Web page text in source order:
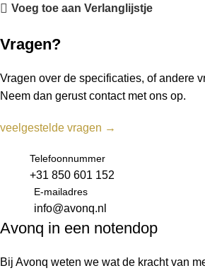
Voeg toe aan Verlanglijstje
Vragen?
Vragen over de specificaties, of andere
Neem dan gerust contact met ons op.
veelgestelde vragen →
Telefoonnummer
+31 850 601 152
E-mailadres
info@avonq.nl
Avonq in een notendop
Bij Avonq weten we wat de kracht van